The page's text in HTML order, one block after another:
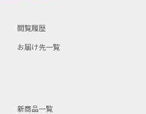
DF6
見積もり（配送不可の場合も有）
閲覧履歴
お届け先一覧
新商品一覧